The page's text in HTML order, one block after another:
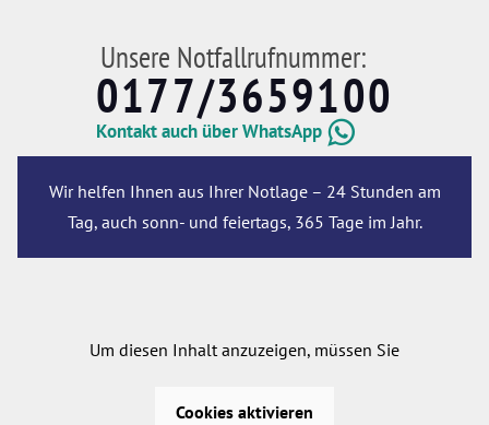
Unsere Notfallrufnummer:
0177/3659100
Kontakt auch über WhatsApp
Wir helfen Ihnen aus Ihrer Notlage – 24 Stunden am
Tag, auch sonn- und feiertags, 365 Tage im Jahr.
Um diesen Inhalt anzuzeigen, müssen Sie
Cookies aktivieren